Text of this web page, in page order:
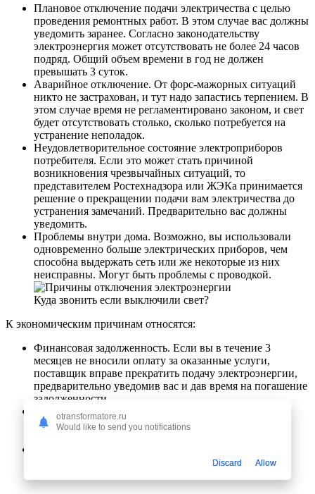
Плановое отключение подачи электричества с целью
проведения ремонтных работ. В этом случае вас должны
уведомить заранее. Согласно законодательству
электроэнергия может отсутствовать не более 24 часов
подряд. Общий объем времени в год не должен
превышать 3 суток.
Аварийное отключение. От форс-мажорных ситуаций
никто не застрахован, и тут надо запастись терпением. В
этом случае время не регламентировано законом, и свет
будет отсутствовать столько, сколько потребуется на
устранение неполадок.
Неудовлетворительное состояние электроприборов
потребителя. Если это может стать причиной
возникновения чрезвычайных ситуаций, то
представителем Ростехнадзора или ЖЭКа принимается
решение о прекращении подачи вам электричества до
устранения замечаний. Предварительно вас должны
уведомить.
Проблемы внутри дома. Возможно, вы использовали
одновременно больше электрических приборов, чем
способна выдержать сеть или же некоторые из них
неисправны. Могут быть проблемы с проводкой.
Куда звонить если выключили свет?
К экономическим причинам относятся:
Финансовая задолженность. Если вы в течение 3
месяцев не вносили оплату за оказанные услуги,
поставщик вправе прекратить подачу электроэнергии,
предварительно уведомив вас и дав время на погашение
задолженности.
Потребление электроэнергии без счетчиков. Это
противоречит закону и считается получением
договора с эксплуатационной компанией тоже
otransformatore.ru
Would like to send you notifications
Discard Allow